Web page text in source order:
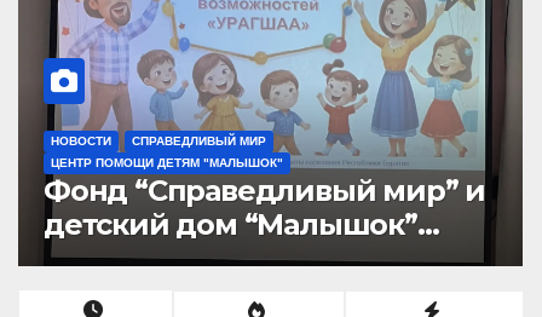
мир” и
НОВОСТИ
Новый год начинается
отчетов